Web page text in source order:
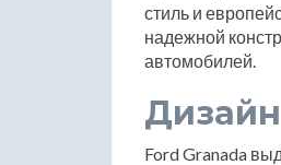
стиль и
надежной
автомобилей.
Ford Granada